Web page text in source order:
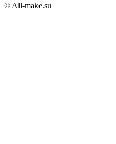
© All-make.su